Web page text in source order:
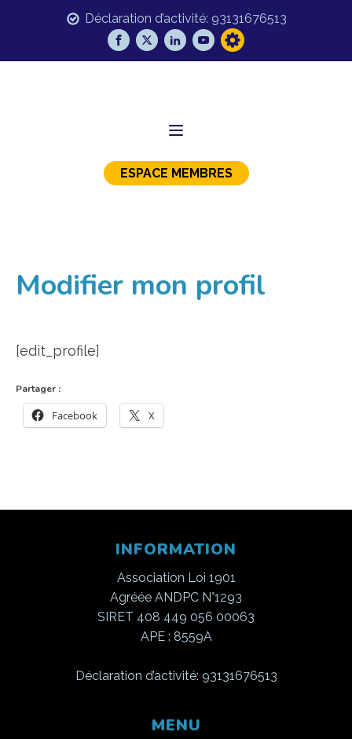
Déclaration d’activité: 93131676513
ESPACE MEMBRES
Modifier mon profil
[edit_profile]
Partager :
Facebook X
INFORMATION
Association Loi 1901
Agréée ANDPC N°1293
SIRET 408 449 056 00063
APE : 8559A
Déclaration d’activité: 93131676513
MENU